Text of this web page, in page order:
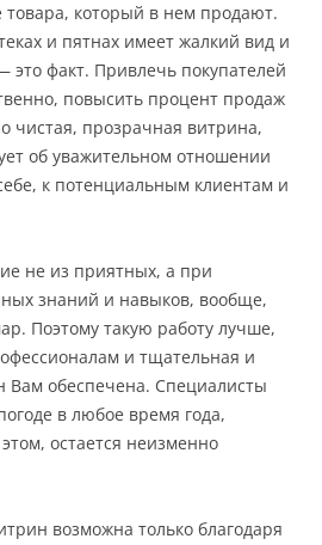
товара, который в нем продают.
и пятнах имеет жалкий вид и
это факт. Привлечь покупателей
повысить процент продаж
чистая, прозрачная витрина,
об уважительном отношении
к потенциальным клиентам и
не из приятных, а при
знаний и навыков, вообще,
Поэтому такую работу лучше,
и тщательная и
Вам обеспечена. Специалисты
в любое время года,
остается неизменно
возможна только благодаря